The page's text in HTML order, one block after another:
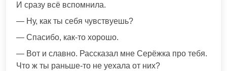
И сразу всё вспомнила.
— Ну, как ты себя чувствуешь?
— Спасибо, как-то хорошо.
— Вот и славно. Рассказал мне Серёжка про тебя.
Что ж ты раньше-то не уехала от них?